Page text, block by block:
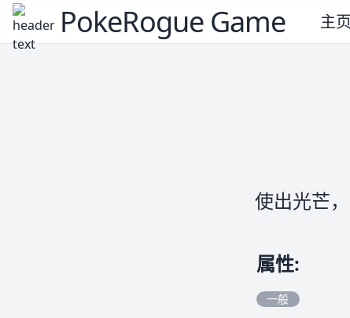
PokeRogue Game 主页
使出光芒
属性:
一般